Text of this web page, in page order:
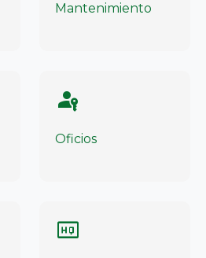
Mantenimiento
passkey
Oficios
high_quality